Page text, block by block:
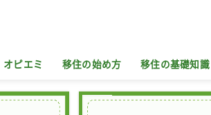
オピエミ 移住の始め方 移住の基礎知識